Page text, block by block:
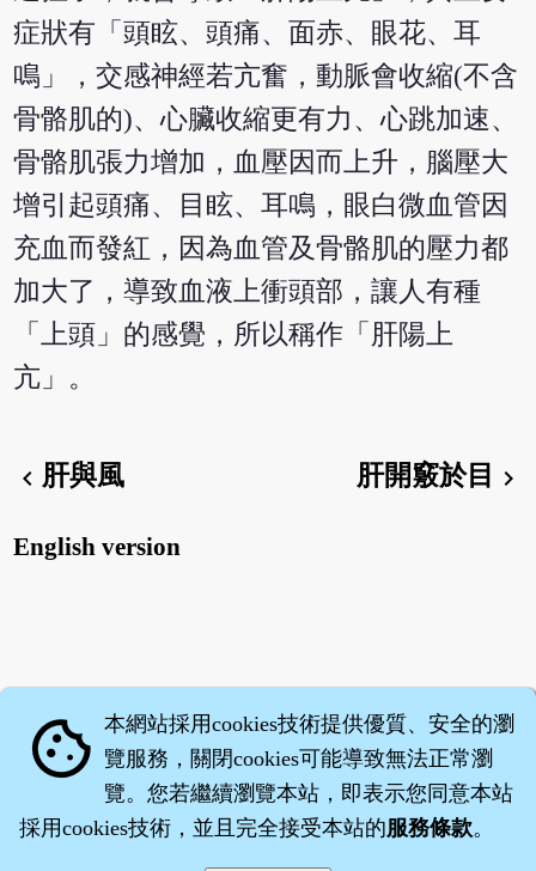
症狀有「頭眩、頭痛、面赤、眼花、耳
鳴」，交感神經若亢奮，動脈會收縮(不含
骨骼肌的)、心臟收縮更有力、心跳加速、
骨骼肌張力增加，血壓因而上升，腦壓大
增引起頭痛、目眩、耳鳴，眼白微血管因
充血而發紅，因為血管及骨骼肌的壓力都
加大了，導致血液上衝頭部，讓人有種
「上頭」的感覺，所以稱作「肝陽上
亢」。
chevron_left肝與風 肝開竅於目 chevron_right
English version
cookie 本網站採用cookies技術提供優質、安全的瀏
覽服務，關閉cookies可能導致無法正常瀏
覽。您若繼續瀏覽本站，即表示您同意本站
採用cookies技術，並且完全接受本站的服務條款。